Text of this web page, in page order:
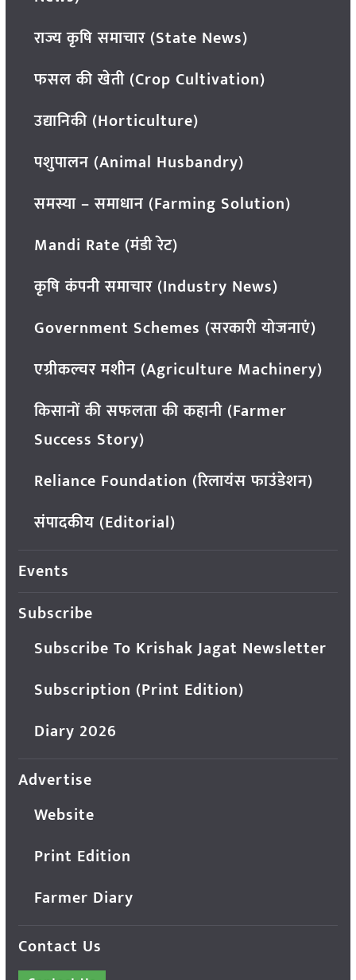
राज्य कृषि समाचार (State News)
फसल की खेती (Crop Cultivation)
उद्यानिकी (Horticulture)
पशुपालन (Animal Husbandry)
समस्या – समाधान (Farming Solution)
Mandi Rate (मंडी रेट)
कृषि कंपनी समाचार (Industry News)
Government Schemes (सरकारी योजनाएं)
एग्रीकल्चर मशीन (Agriculture Machinery)
किसानों की सफलता की कहानी (Farmer
Success Story)
Reliance Foundation (रिलायंस फाउंडेशन)
संपादकीय (Editorial)
Events
Subscribe
Subscribe To Krishak Jagat Newsletter
Subscription (Print Edition)
Diary 2026
Advertise
Website
Print Edition
Farmer Diary
Contact Us